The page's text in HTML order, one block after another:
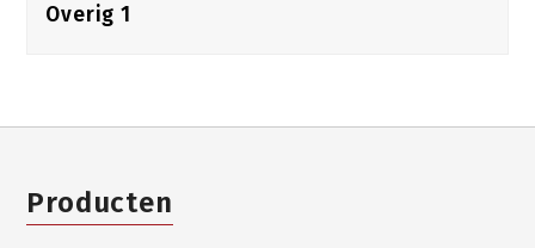
Overig 1
Producten